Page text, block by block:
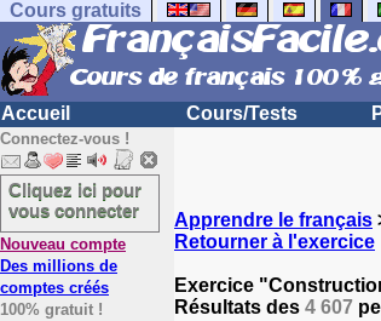
Cours gratuits
Accueil Cours/Tests
Connectez-vous !
Cliquez ici pour
vous connecter
Nouveau compte
Des millions de
comptes créés
100% gratuit !
Apprendre le français
Retourner à l'exercice
Exercice
Résultats des 4 607